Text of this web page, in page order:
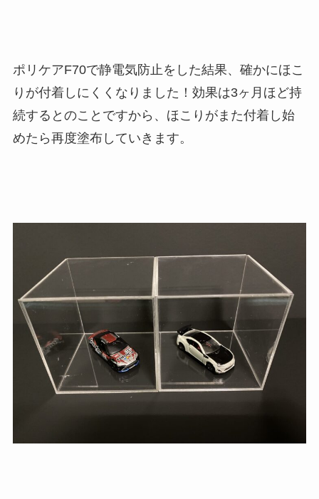
ポリケアF70で静電気防止をした結果、確かにほこ
りが付着しにくくなりました！効果は3ヶ月ほど持
続するとのことですから、ほこりがまた付着し始
めたら再度塗布していきます。